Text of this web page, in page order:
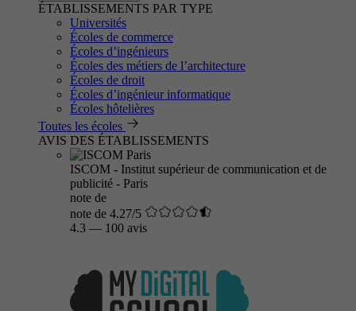
ÉTABLISSEMENTS PAR TYPE
Universités
Écoles de commerce
Écoles d’ingénieurs
Écoles des métiers de l’architecture
Écoles de droit
Écoles d’ingénieur informatique
Écoles hôtelières
Toutes les écoles
AVIS DES ÉTABLISSEMENTS
ISCOM - Institut supérieur de communication et de
publicité - Paris
note de
note de 4.27/5
4.3 — 100 avis